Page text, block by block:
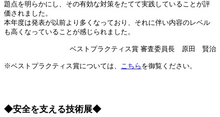
題点を明らかにし、その有効な対策をたてて実践していることが評
価されました。
本年度は発表が以前より多くなっており、それに伴い内容のレベル
も高くなっていることが感じられました。
ベストプラクティス賞 審査委員長 原田 賢治
※ベストプラクティス賞については、 こちら を御覧ください。
◆安全を支える技術展◆